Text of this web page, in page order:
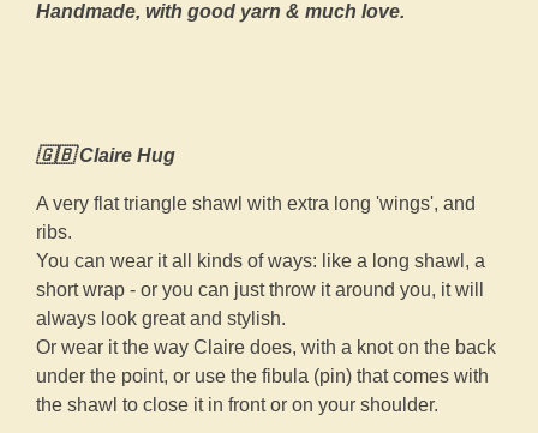
Handmade, with good yarn & much love.
🇬🇧 Claire Hug
A very flat triangle shawl with extra long 'wings', and
ribs.
You can wear it all kinds of ways: like a long shawl, a
short wrap - or you can just throw it around you, it will
always look great and stylish.
Or wear it the way Claire does, with a knot on the back
under the point, or use the fibula (pin) that comes with
the shawl to close it in front or on your shoulder.